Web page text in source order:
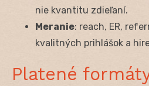
nie kvantitu zdieľaní.
Meranie: reach, ER,
kvalitných prihlášok a
Platené